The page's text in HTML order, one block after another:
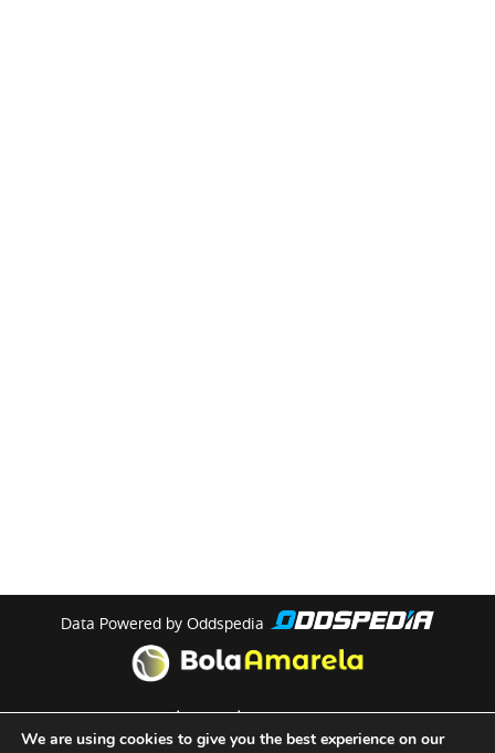
Data Powered by Oddspedia
theme bymeow
We are using cookies to give you the best experience on our